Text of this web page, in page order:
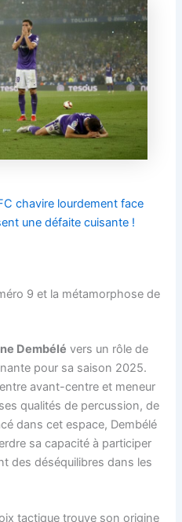
chavire lourdement face
une défaite cuisante !
9 et la métamorphose de
Dembélé vers un rôle de
pour sa saison 2025.
avant-centre et meneur
qualités de percussion, de
dans cet espace, Dembélé
sa capacité à participer
des déséquilibres dans les
tactique trouve son origine